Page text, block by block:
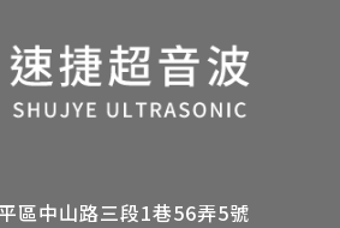
區中山路三段1巷56弄5號